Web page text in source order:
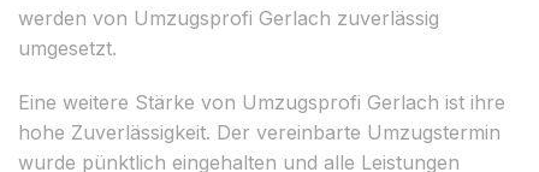
werden von Umzugsprofi Gerlach zuverlässig
umgesetzt.
Eine weitere Stärke von Umzugsprofi Gerlach ist ihre
hohe Zuverlässigkeit. Der vereinbarte Umzugstermin
wurde pünktlich eingehalten und alle Leistungen